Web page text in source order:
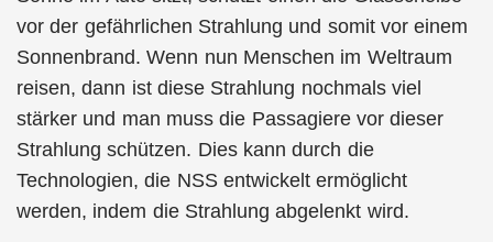
vor der gefährlichen Strahlung und somit vor einem
Sonnenbrand. Wenn nun Menschen im Weltraum
reisen, dann ist diese Strahlung nochmals viel
stärker und man muss die Passagiere vor dieser
Strahlung schützen. Dies kann durch die
Technologien, die NSS entwickelt ermöglicht
werden, indem die Strahlung abgelenkt wird.